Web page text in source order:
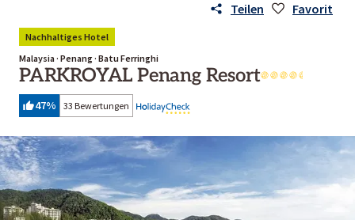
Teilen Favorit
Nachhaltiges Hotel
Malaysia · Penang · Batu Ferringhi
PARKROYAL Penang Resort
47% 33 Bewertungen